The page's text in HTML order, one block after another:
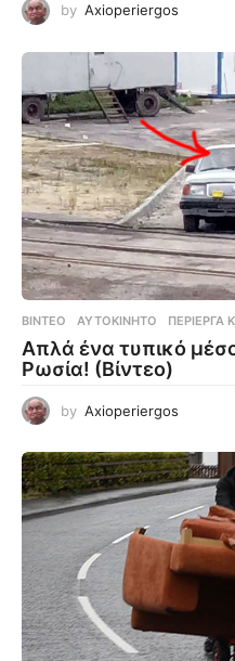
by Axioperiergos
ΒΊΝΤΕΟ ΑΥΤΟΚΊΝΗΤΟ ,ΠΕΡΊΕΡΓΑ
Απλά ένα τυπικό
Ρωσία! (Βίντεο)
by Axioperiergos